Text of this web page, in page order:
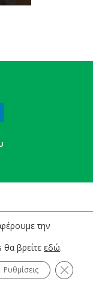
την
θα βρείτε εδώ.
Ρυθμίσεις